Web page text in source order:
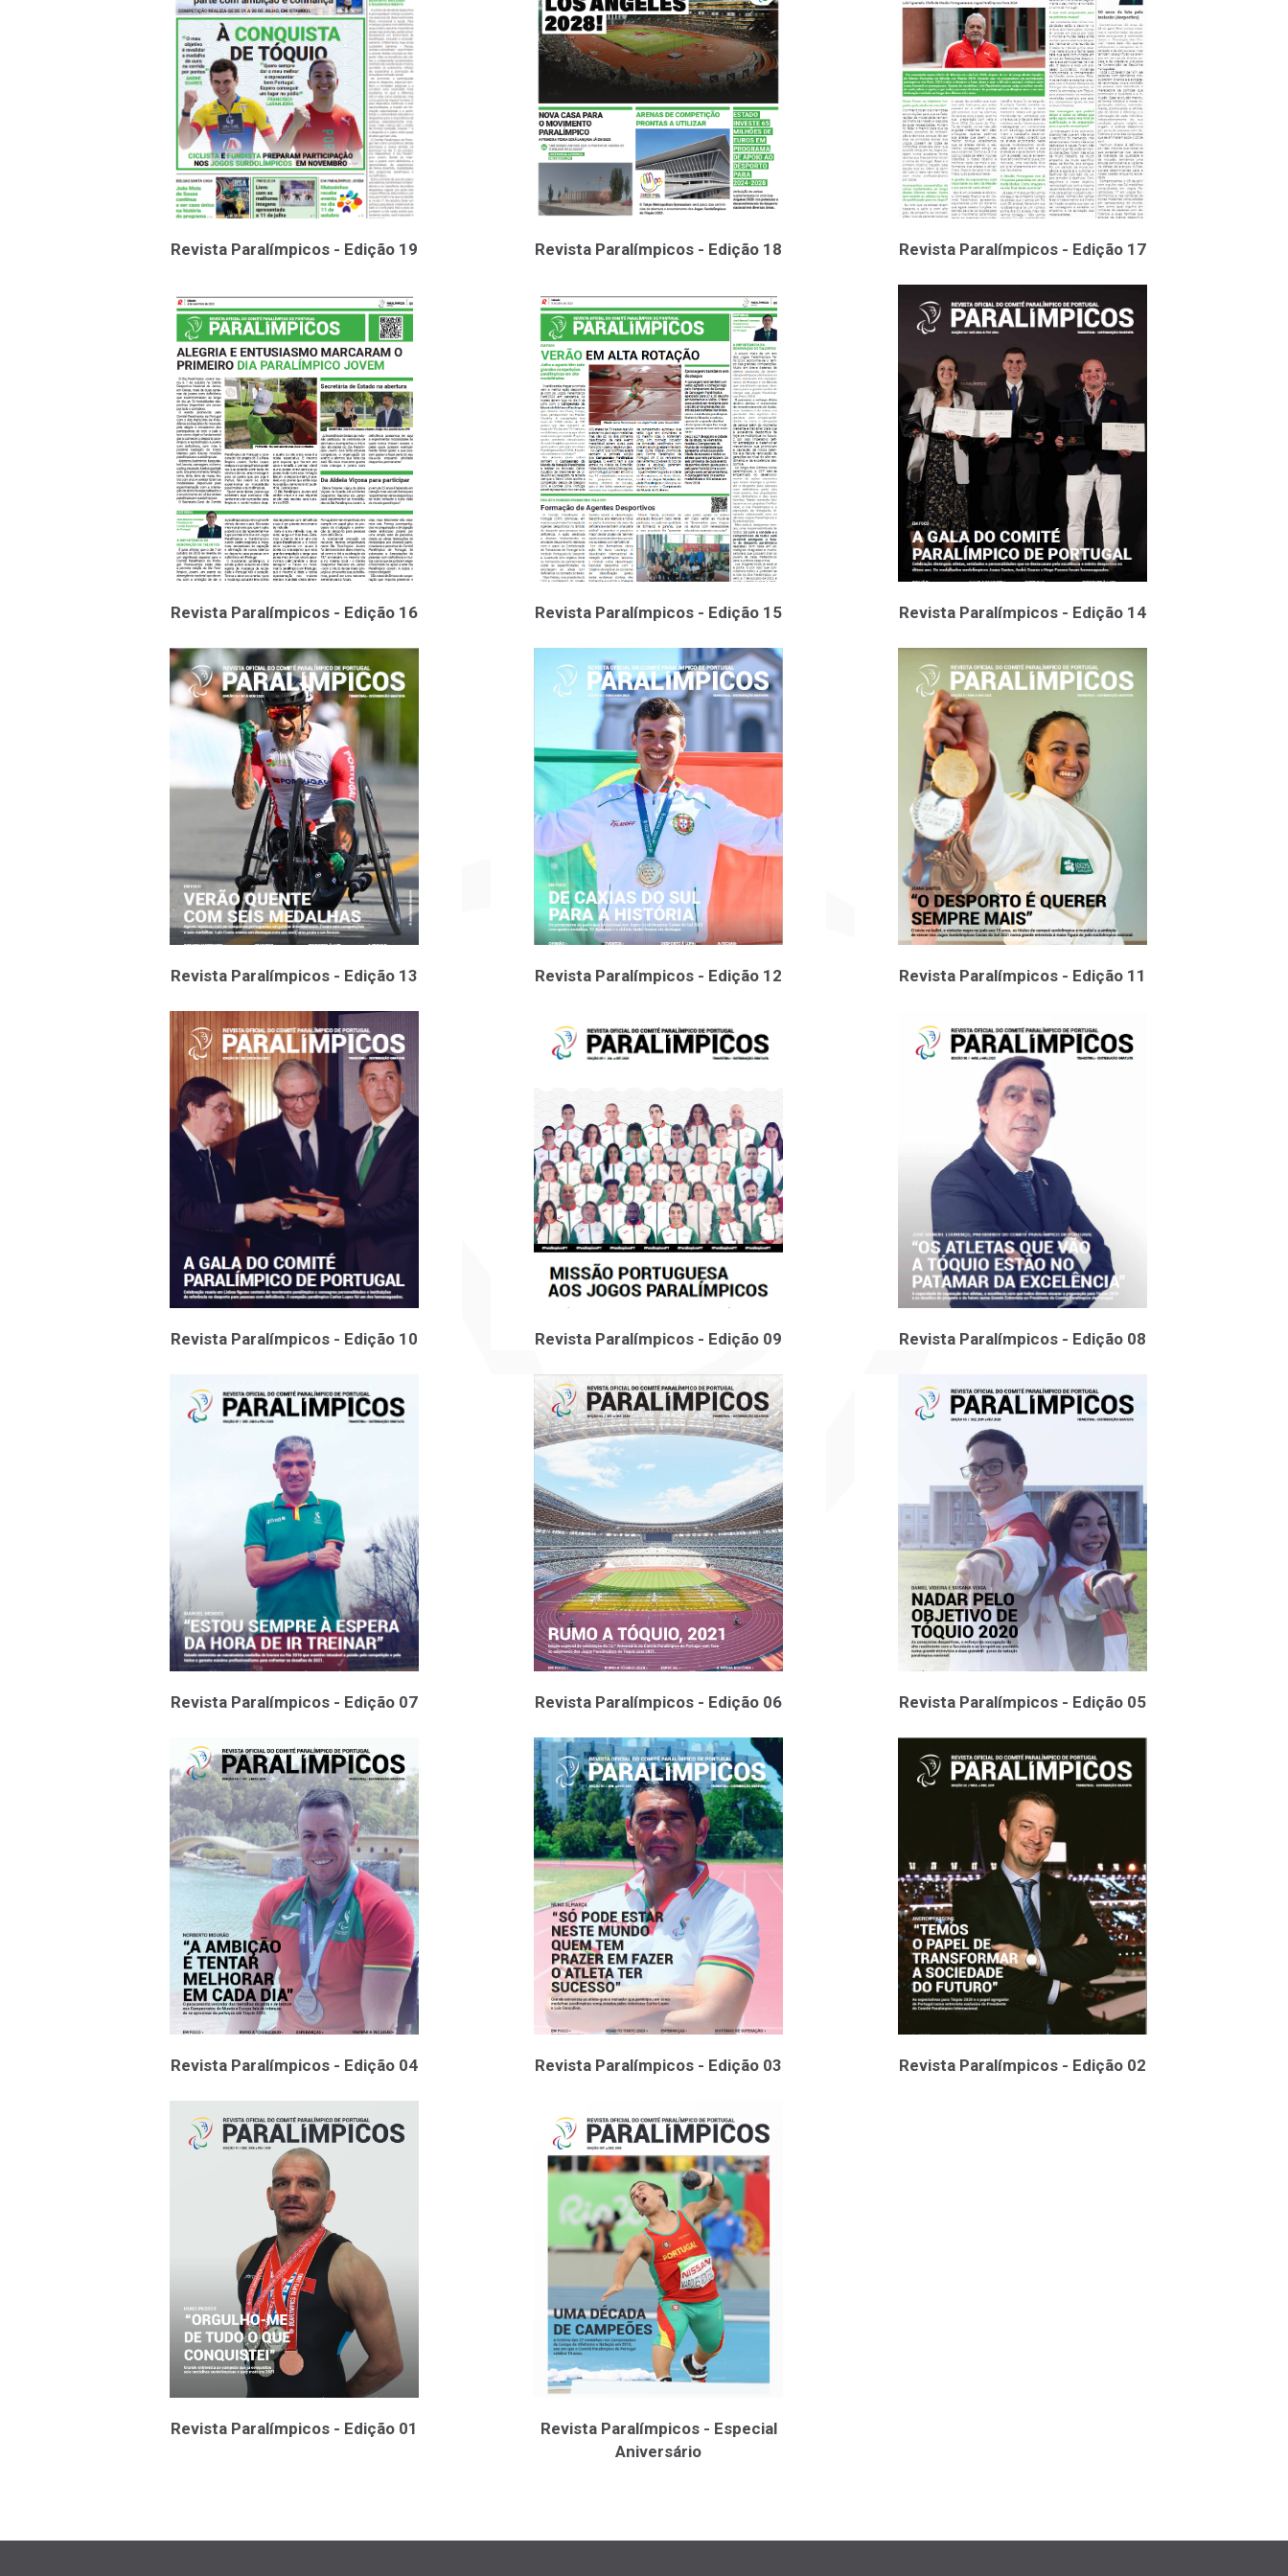
Revista Paralímpicos - Edição 19 Revista Paralímpicos - Edição 18 Revista Paralímpicos - Edição 17
Revista Paralímpicos - Edição 16 Revista Paralímpicos - Edição 15 Revista Paralímpicos - Edição 14
Revista Paralímpicos - Edição 13 Revista Paralímpicos - Edição 12 Revista Paralímpicos - Edição 11
Revista Paralímpicos - Edição 10 Revista Paralímpicos - Edição 09 Revista Paralímpicos - Edição 08
Revista Paralímpicos - Edição 07 Revista Paralímpicos - Edição 06 Revista Paralímpicos - Edição 05
Revista Paralímpicos - Edição 04 Revista Paralímpicos - Edição 03 Revista Paralímpicos - Edição 02
Revista Paralímpicos - Edição 01
Revista Paralímpicos - Especial
Aniversário